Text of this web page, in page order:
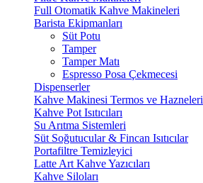
Full Otomatik Kahve Makineleri
Barista Ekipmanları
Süt Potu
Tamper
Tamper Matı
Espresso Posa Çekmecesi
Dispenserler
Kahve Makinesi Termos ve Hazneleri
Kahve Pot Isıtıcıları
Su Arıtma Sistemleri
Süt Soğutucular & Fincan Isıtıcılar
Portafiltre Temizleyici
Latte Art Kahve Yazıcıları
Kahve Siloları